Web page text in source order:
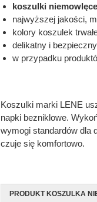
koszulki
najwyższej jakości,
kolory koszulek
delikatny i
w przypadku
Koszulki marki LENE
napki bezniklowe.
wymogi standardów dla
czuje się komfortowo.
PRODUKT KOSZULKA